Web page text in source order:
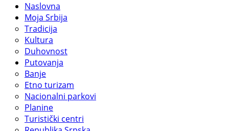
Naslovna
Moja Srbija
Tradicija
Kultura
Duhovnost
Putovanja
Banje
Etno turizam
Nacionalni parkovi
Planine
Turistički centri